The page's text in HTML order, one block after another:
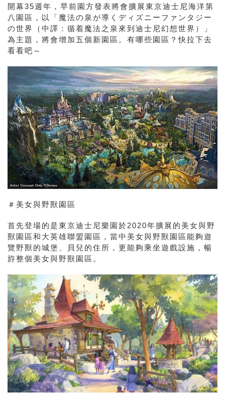
開幕35週年，早前園方發表將會擴展東京迪士尼海洋第
八園區，以「魔法の泉が導くディズニーファンタジー
の世界（中譯：循着魔法之泉來到迪士尼幻想世界）」
為主題，將會增加五個新園區。有哪些園區？快拉下去
看看吧～
＃美女與野獸園區
首先登場的是東京迪士尼樂園於2020年擴展的美女與野
獸園區和大英雄聯盟園區，當中美女與野獸園區能夠遊
覽野獸的城堡、貝兒的住所，更能夠乘坐遊戲設施，暢
斿整個美女與野獸園區。